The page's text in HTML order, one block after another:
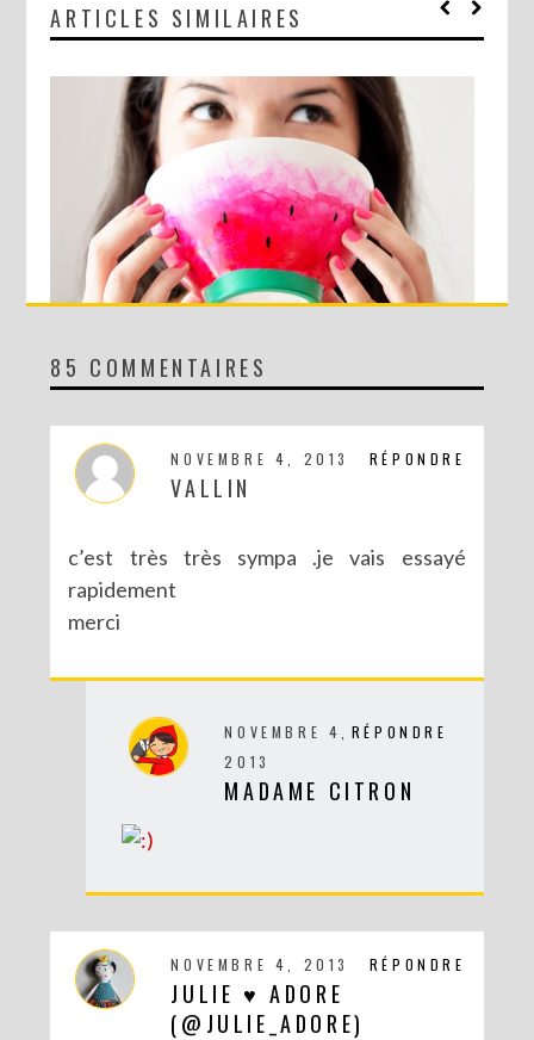
ARTICLES SIMILAIRES
DIY : LE BOL PASTÈQUE !
DIY SPÉCIAL BRÉSIL : LE MOBILE RIO
85 COMMENTAIRES
RÉPONDRE
NOVEMBRE 4, 2013
VALLIN
c’est très très sympa .je vais essayé
rapidement
merci
RÉPONDRE
NOVEMBRE 4,
2013
MADAME CITRON
RÉPONDRE
NOVEMBRE 4, 2013
JULIE ♥ ADORE
(@JULIE_ADORE)